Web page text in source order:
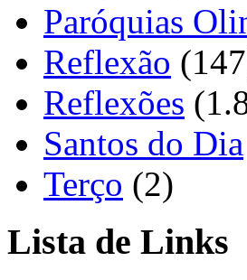
Paróquias
Reflexão
Reflexões
Santos do Dia
Terço (2)
Lista de Links